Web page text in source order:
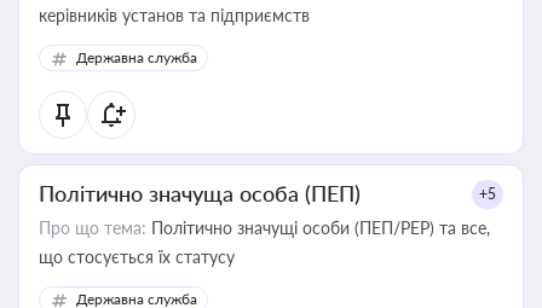
керівників установ та підприємств
Державна служба
Політично значуща особа (ПЕП) +5
Про що тема: Політично значущі особи (ПЕП/PEP) та все,
що стосується їх статусу
Державна служба